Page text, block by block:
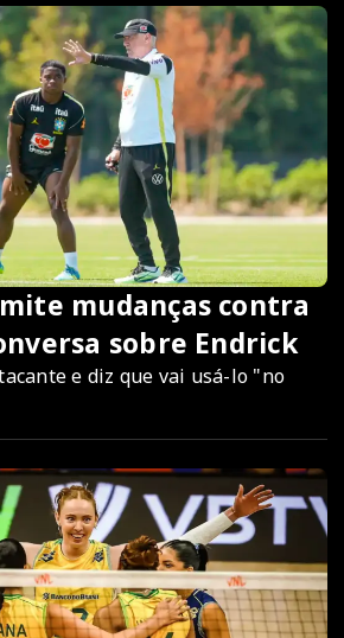
mudanças contra
sobre Endrick
e diz que vai usá-lo "no